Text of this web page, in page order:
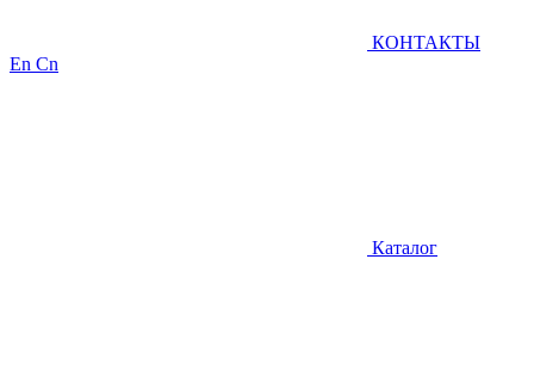
КОНТАКТЫ
En Cn
Каталог